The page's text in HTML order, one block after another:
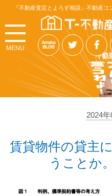
『不動産査定とよろず相談』不動産
MENU
2024
賃貸物件の貸主
うことか